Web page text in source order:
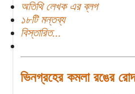
অতিথি লেখক এর ব্লগ
১৮টি মন্তব্য
বিস্তারিত...
ভিনগ্রহের কমলা রঙের রোদ